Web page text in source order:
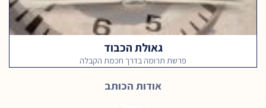
גאולת הכבוד
פרשת תרומה בדרך חכמת הקבלה
אודות הכותב